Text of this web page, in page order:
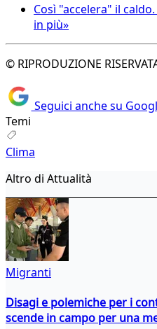
Così "accelera" il
in più»
© RIPRODUZIONE
Seguici anche su
Temi
Clima
Altro di Attualità
Migranti
Disagi e polemiche per i
scende in campo per una